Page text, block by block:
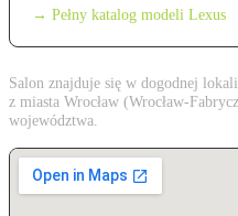
→ Pełny katalog modeli Lexus
Salon znajduje się w dogodnej
z miasta Wrocław (Wrocław-
województwa.